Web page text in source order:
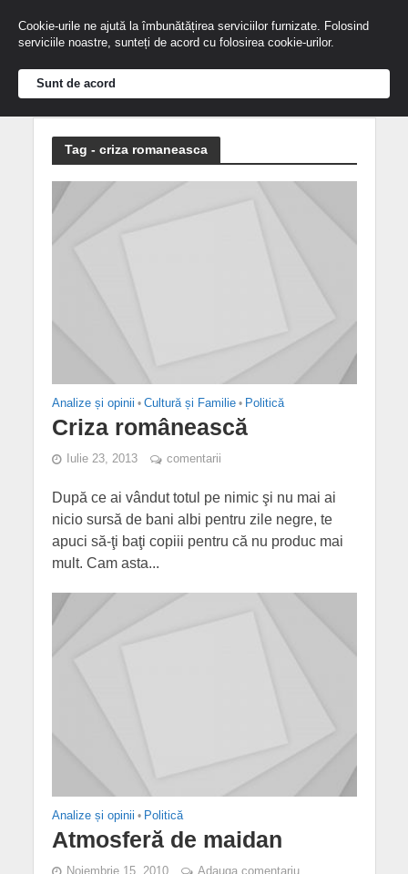
Tag - criza romaneasca
Analize și opinii • Cultură și Familie • Politică
Criza românească
Iulie 23, 2013 comentarii
După ce ai vândut totul pe nimic şi nu mai ai
nicio sursă de bani albi pentru zile negre, te
apuci să-ţi baţi copiii pentru că nu produc mai
mult. Cam asta...
Analize și opinii • Politică
Atmosferă de maidan
Noiembrie 15, 2010 Adauga comentariu
Cookie-urile ne ajută la îmbunătățirea serviciilor furnizate. Folosind
serviciile noastre, sunteți de acord cu folosirea cookie-urilor.
Sunt de acord